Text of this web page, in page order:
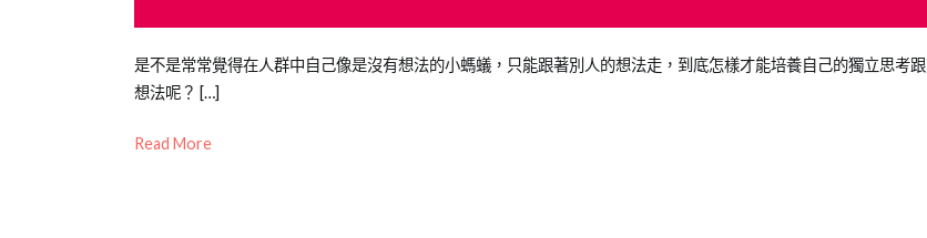
Posted
on
10-
Posted
in
欄
Tagged
青
年,
是不是常常覺得在人群中自己像是沒有想法的小螞蟻，只能跟著別人的想法走，到底怎樣才能培養自己的獨立思考跟
想法呢？ […]
Read More